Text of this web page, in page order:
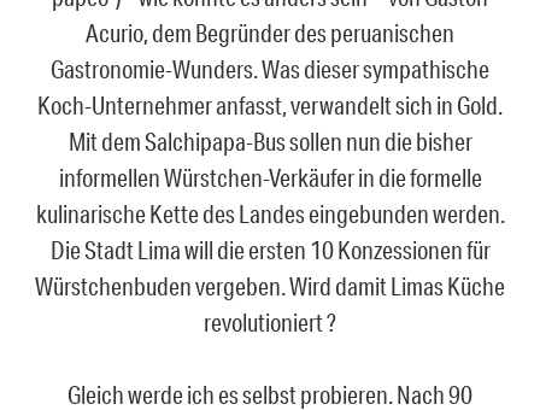
Acurio, dem Begründer des peruanischen
Gastronomie-Wunders. Was dieser sympathische
Koch-Unternehmer anfasst, verwandelt sich in Gold.
Mit dem Salchipapa-Bus sollen nun die bisher
informellen Würstchen-Verkäufer in die formelle
kulinarische Kette des Landes eingebunden werden.
Die Stadt Lima will die ersten 10 Konzessionen für
Würstchenbuden vergeben. Wird damit Limas Küche
revolutioniert ?
Gleich werde ich es selbst probieren. Nach 90